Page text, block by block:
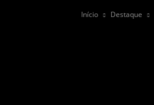
Início Destaque